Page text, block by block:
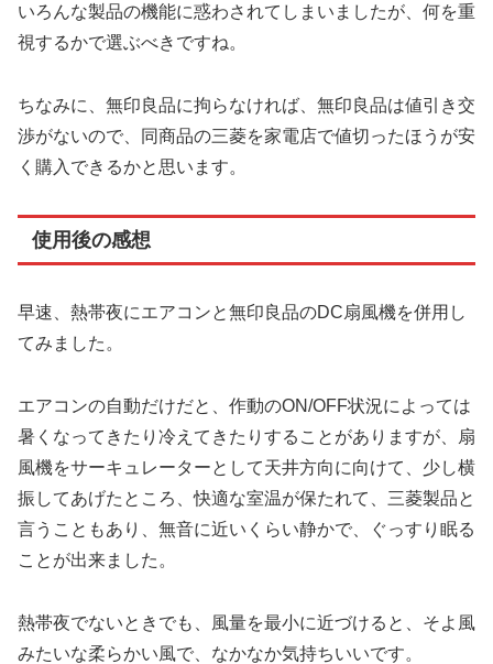
いろんな製品の機能に惑わされてしまいましたが、何を重
視するかで選ぶべきですね。
ちなみに、無印良品に拘らなければ、無印良品は値引き交
渉がないので、同商品の三菱を家電店で値切ったほうが安
く購入できるかと思います。
使用後の感想
早速、熱帯夜にエアコンと無印良品のDC扇風機を併用し
てみました。
エアコンの自動だけだと、作動のON/OFF状況によっては
暑くなってきたり冷えてきたりすることがありますが、扇
風機をサーキュレーターとして天井方向に向けて、少し横
振してあげたところ、快適な室温が保たれて、三菱製品と
言うこともあり、無音に近いくらい静かで、ぐっすり眠る
ことが出来ました。
熱帯夜でないときでも、風量を最小に近づけると、そよ風
みたいな柔らかい風で、なかなか気持ちいいです。